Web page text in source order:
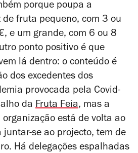
porque poupa a
fruta pequeno, com 3 ou
e um grande, com 6 ou 8
ponto positivo é que
lá dentro: o conteúdo é
dos excedentes dos
provocada pela Covid-
da Fruta Feia, mas a
está de volta ao
juntar-se ao projecto, tem de
Há delegações espalhadas